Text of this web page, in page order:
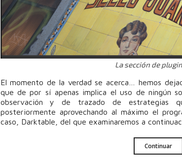
La sección de
El momento de la verdad se acerca… hemos
que de por sí apenas implica el uso de ningún
observación y de trazado de estrategias
posteriormente aprovechando al máximo el
caso, Darktable, del que examinaremos a
Continuar